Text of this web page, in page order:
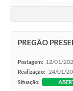
PREGÃO
Postagem: 12/01/
Realização: 24/01/
Situação: